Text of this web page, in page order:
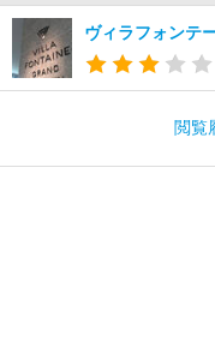
ヴィラフォンテ
閲覧